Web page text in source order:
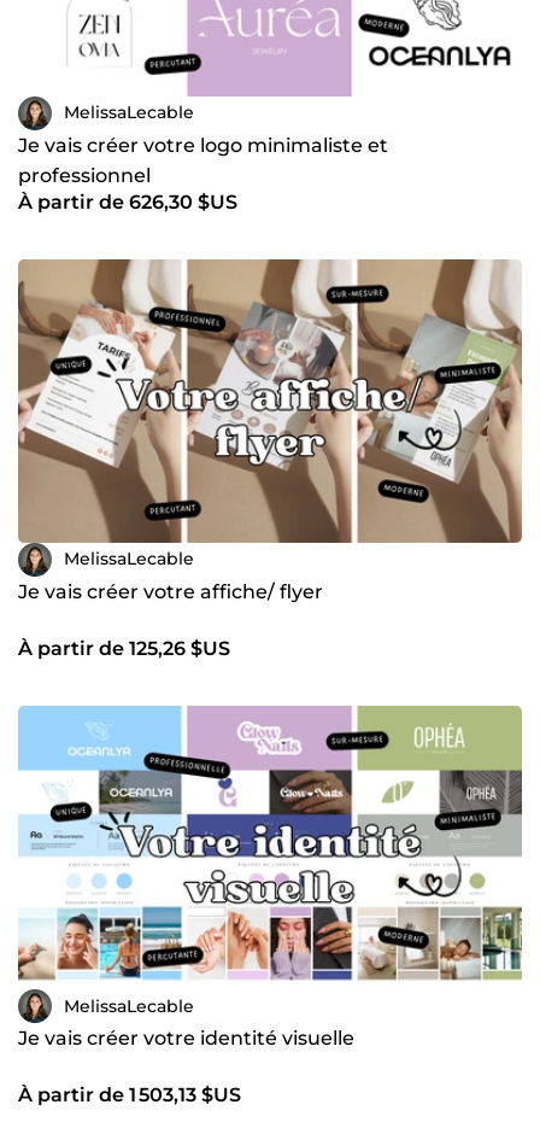
MelissaLecable
Je vais créer votre logo minimaliste et
professionnel
À partir de 626,30 $US
MelissaLecable
Je vais créer votre affiche/ flyer
À partir de 125,26 $US
MelissaLecable
Je vais créer votre identité visuelle
À partir de 1 503,13 $US